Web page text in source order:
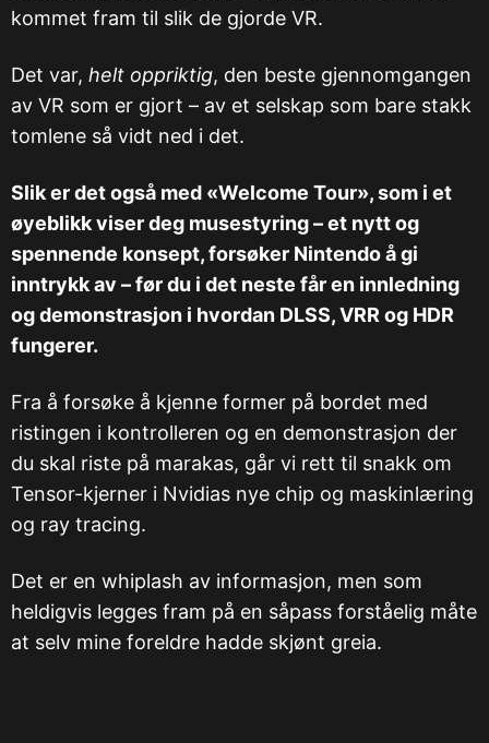
kommet fram til slik de gjorde VR.
Det var, helt oppriktig, den beste gjennomgangen
av VR som er gjort – av et selskap som bare stakk
tomlene så vidt ned i det.
Slik er det også med «Welcome Tour», som i et
øyeblikk viser deg musestyring – et nytt og
spennende konsept, forsøker Nintendo å gi
inntrykk av – før du i det neste får en innledning
og demonstrasjon i hvordan DLSS, VRR og HDR
fungerer.
Fra å forsøke å kjenne former på bordet med
ristingen i kontrolleren og en demonstrasjon der
du skal riste på marakas, går vi rett til snakk om
Tensor-kjerner i Nvidias nye chip og maskinlæring
og ray tracing.
Det er en whiplash av informasjon, men som
heldigvis legges fram på en såpass forståelig måte
at selv mine foreldre hadde skjønt greia.